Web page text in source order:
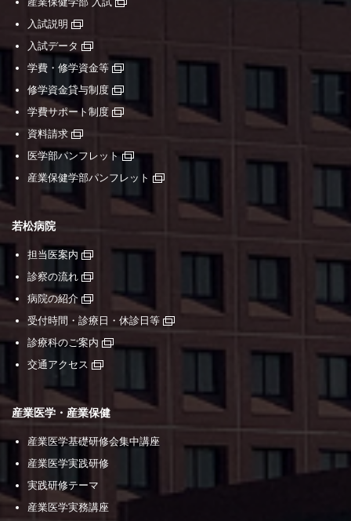
入試説明
入試データ
学費・修学資金等
修学資金貸与制度
学費サポート制度
資料請求
医学部パンフレット
産業保健学部パンフレット
若松病院
担当医案内
診察の流れ
病院の紹介
受付時間・診療日・休診日等
診療科のご案内
交通アクセス
産業医学・産業保健
産業医学基礎研修会集中講座
産業医学実践研修
実践研修テーマ
産業医学実務講座